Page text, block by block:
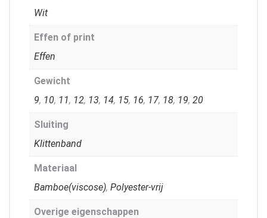
Wit
Effen of print
Effen
Gewicht
9, 10, 11, 12, 13, 14, 15, 16, 17, 18, 19, 20
Sluiting
Klittenband
Materiaal
Bamboe(viscose), Polyester-vrij
Overige eigenschappen